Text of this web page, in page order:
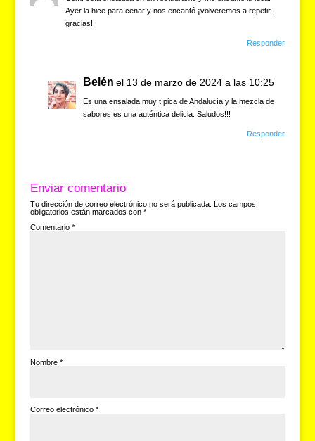
Ayer la hice para cenar y nos encantó ¡volveremos a repetir,
gracias!
Responder
Belén el 13 de marzo de 2024 a las 10:25
Es una ensalada muy típica de Andalucía y la mezcla de
sabores es una auténtica delicia. Saludos!!!
Responder
Enviar comentario
Tu dirección de correo electrónico no será publicada. Los campos
obligatorios están marcados con *
Comentario *
Nombre *
Correo electrónico *